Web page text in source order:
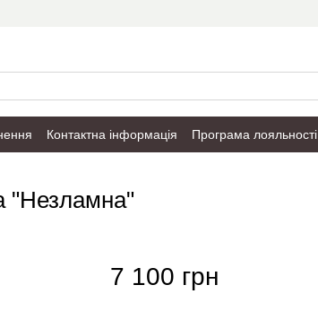
Контактна інформація Програма лояльності
"Незламна"
7 100 грн